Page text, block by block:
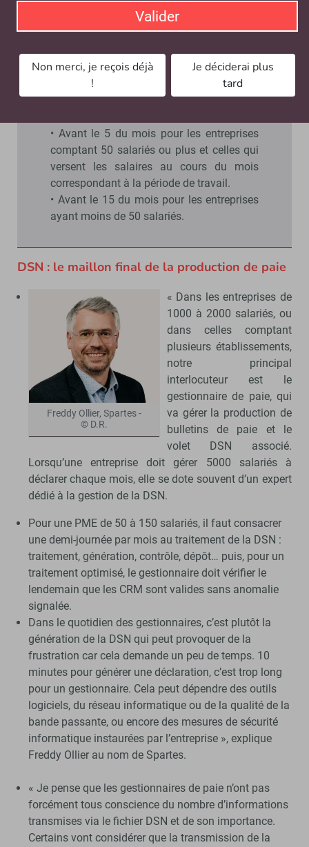
portée de l’organisme dans un autre entretien inclu dans
Dépôt DSN par les DRH : échéances
principales
La DSN doit être soumise dans le mois qui
• Avant le 5 du mois pour les entreprises
comptant 50 salariés ou plus et celles qui
versent les salaires au cours du mois
correspondant à la période de travail.
• Avant le 15 du mois pour les entreprises
ayant moins de 50 salariés.
DSN : le maillon final de la production de paie
Freddy Ollier, Spartes -
© D.R.
« Dans les entreprises de
1000 à 2000 salariés, ou
dans celles comptant
plusieurs établissements,
notre principal
interlocuteur est le
gestionnaire de paie, qui
va gérer la production de
bulletins de paie et le
volet DSN associé.
Lorsqu’une entreprise doit gérer 5000 salariés à
déclarer chaque mois, elle se dote souvent d’un expert
dédié à la gestion de la DSN.
Pour une PME de 50 à 150 salariés, il faut consacrer
une demi-journée par mois au traitement de la DSN :
traitement, génération, contrôle, dépôt… puis, pour un
traitement optimisé, le gestionnaire doit vérifier le
lendemain que les CRM sont valides sans anomalie
signalée.
Dans le quotidien des gestionnaires, c’est plutôt la
génération de la DSN qui peut provoquer de la
frustration car cela demande un peu de temps. 10
minutes pour générer une déclaration, c’est trop long
pour un gestionnaire. Cela peut dépendre des outils
logiciels, du réseau informatique ou de la qualité de la
bande passante, ou encore des mesures de sécurité
informatique instaurées par l’entreprise », explique
Freddy Ollier au nom de Spartes.
« Je pense que les gestionnaires de paie n’ont pas
forcément tous conscience du nombre d’informations
transmises via le fichier DSN et de son importance.
Certains vont considérer que la transmission de la
Valider
Non merci, je reçois déjà
!
Je déciderai plus
tard